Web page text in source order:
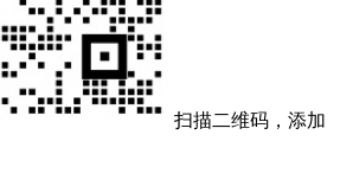
扫描二维码，添加